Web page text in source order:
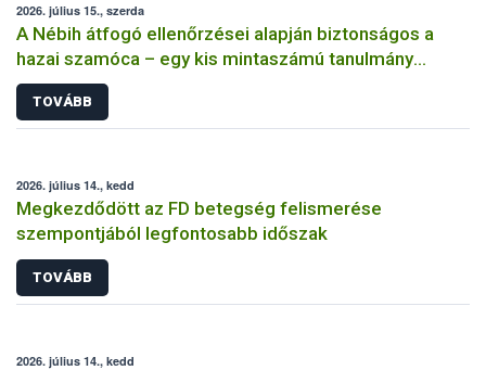
2026. július 15., szerda
A Nébih átfogó ellenőrzései alapján biztonságos a
hazai szamóca – egy kis mintaszámú tanulmány
indokolatlan aggodalmat kelthet
TOVÁBB
2026. július 14., kedd
Megkezdődött az FD betegség felismerése
szempontjából legfontosabb időszak
TOVÁBB
2026. július 14., kedd